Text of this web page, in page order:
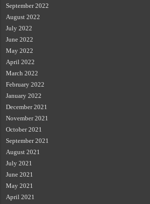
September 2022
August 2022
July 2022
June 2022
May 2022
April 2022
March 2022
February 2022
January 2022
December 2021
November 2021
October 2021
September 2021
August 2021
July 2021
June 2021
May 2021
April 2021